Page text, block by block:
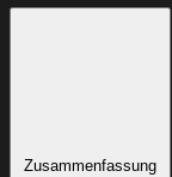
Zusammenfassung